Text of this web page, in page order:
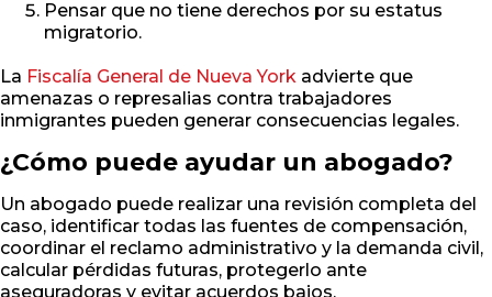
Pensar que no tiene derechos por su estatus
migratorio.
La Fiscalía General de Nueva York advierte que
amenazas o represalias contra trabajadores
inmigrantes pueden generar consecuencias legales.
¿Cómo puede ayudar un abogado?
Un abogado puede realizar una revisión completa del
caso, identificar todas las fuentes de compensación,
coordinar el reclamo administrativo y la demanda civil,
calcular pérdidas futuras, protegerlo ante
aseguradoras y evitar acuerdos bajos.